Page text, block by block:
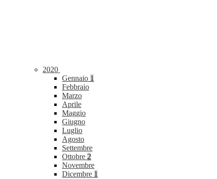
2020
Gennaio 1
Febbraio
Marzo
Aprile
Maggio
Giugno
Luglio
Agosto
Settembre
Ottobre 2
Novembre
Dicembre 1